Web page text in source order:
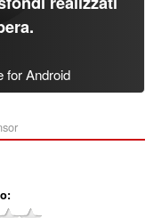
.
for Android